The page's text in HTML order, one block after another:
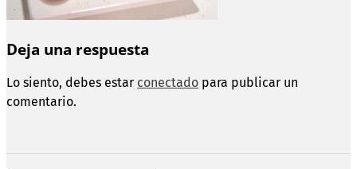
Deja una respuesta
Lo siento, debes estar conectado para publicar un
comentario.